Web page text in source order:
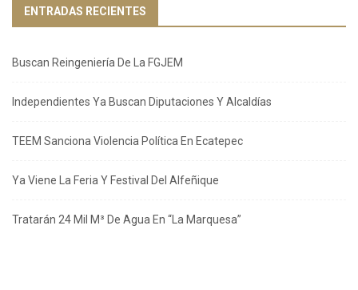
ENTRADAS RECIENTES
Buscan Reingeniería De La FGJEM
Independientes Ya Buscan Diputaciones Y Alcaldías
TEEM Sanciona Violencia Política En Ecatepec
Ya Viene La Feria Y Festival Del Alfeñique
Tratarán 24 Mil M³ De Agua En “La Marquesa”